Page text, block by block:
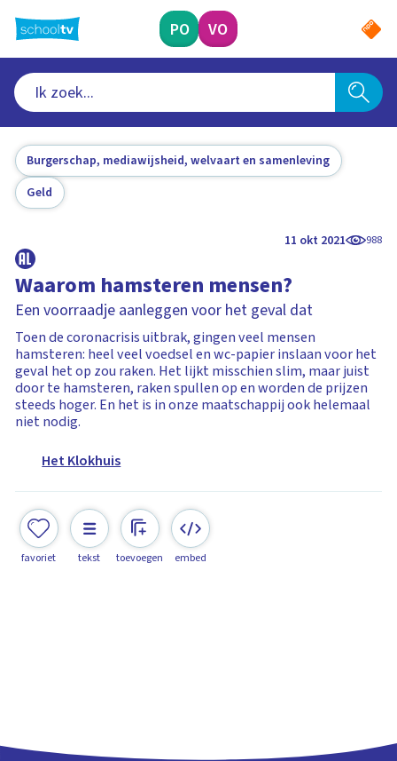
naar
hoofdinhoud
PO VO
Burgerschap, mediawijsheid, welvaart en samenleving
Geld
11 okt 2021 988
Waarom hamsteren mensen?
Een voorraadje aanleggen voor het geval dat
Toen de coronacrisis uitbrak, gingen veel mensen
hamsteren: heel veel voedsel en wc-papier inslaan voor het
geval het op zou raken. Het lijkt misschien slim, maar juist
door te hamsteren, raken spullen op en worden de prijzen
steeds hoger. En het is in onze maatschappij ook helemaal
niet nodig.
Het Klokhuis
favoriet tekst toevoegen embed